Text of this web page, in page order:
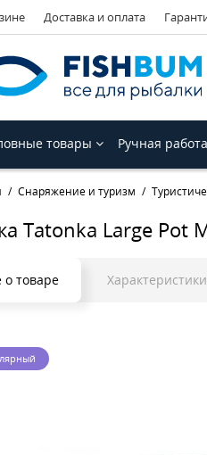
Доставка и оплата
товары Ручная
Снаряжение и туризм
Tatonka Large Pot
о товаре Характеристики